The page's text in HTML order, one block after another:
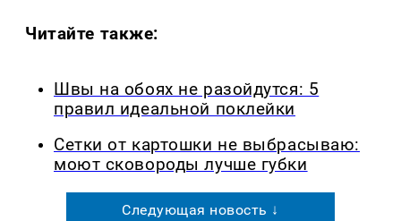
Читайте также:
Швы на обоях не разойдутся: 5
правил идеальной поклейки
Сетки от картошки не выбрасываю:
моют сковороды лучше губки
Следующая новость ↓